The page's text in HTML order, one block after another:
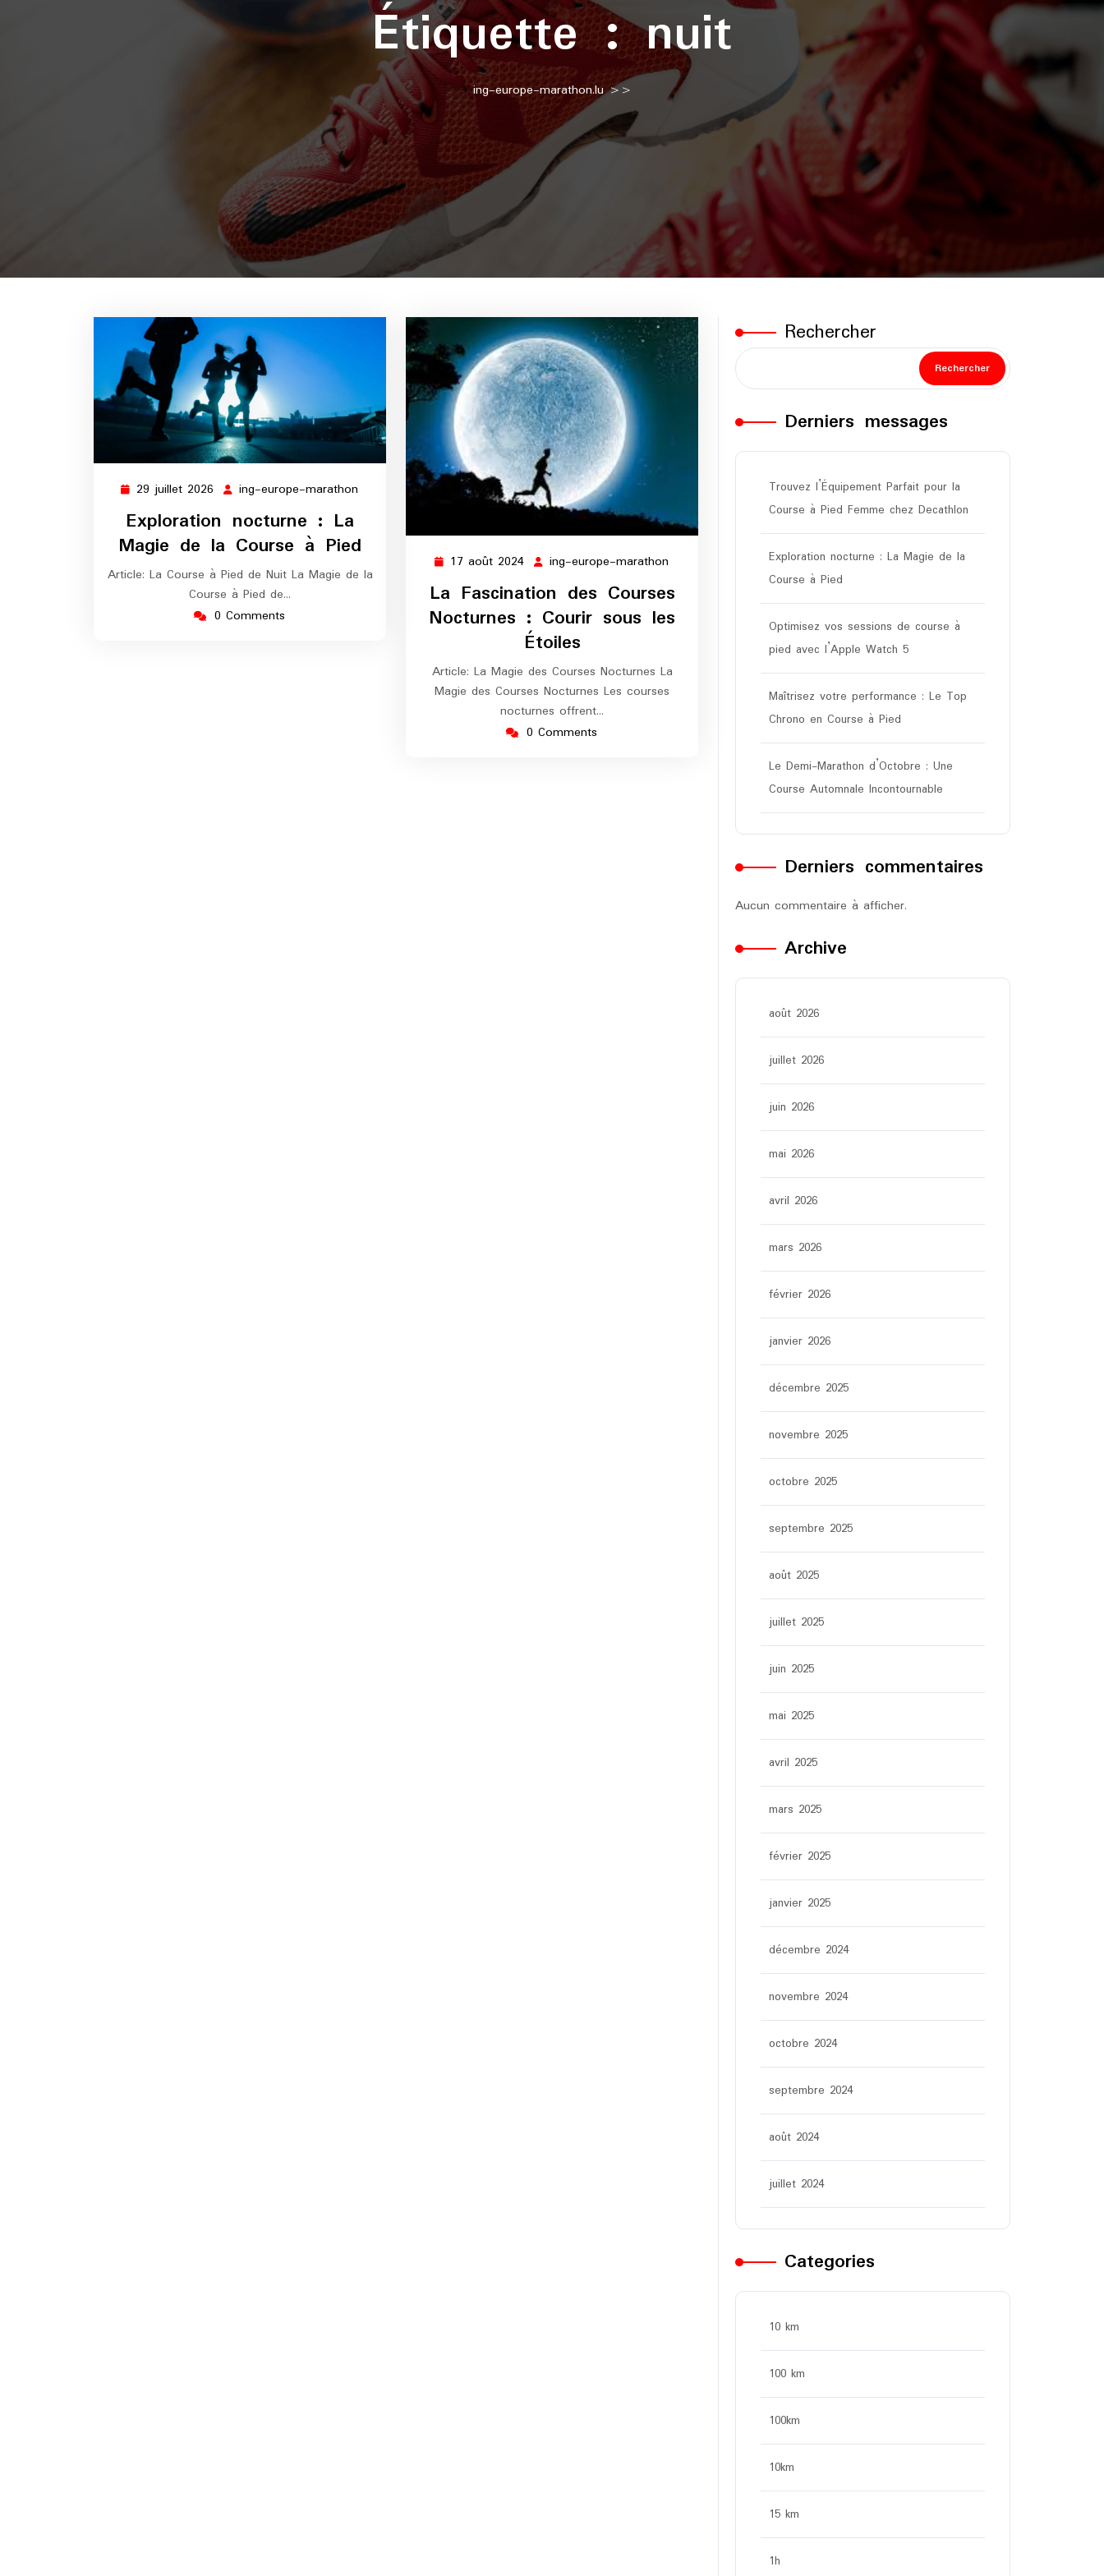
Étiquette :nuit
ing-europe-marathon.lu>>
29 juillet 2026 29
2026
ing-europe-marathon
Exploration nocturne : La
Magie de la Course à Pied
Article: La Course à Pied de Nuit La Magie de la
Course à Pied de…
0 Comments
17 août 2024 17
août
2024
ing-europe-marathon
marathon
La Fascination des Courses
Nocturnes : Courir sous les
Étoiles
Article: La Magie des Courses Nocturnes La
Magie des Courses Nocturnes Les courses
nocturnes offrent…
0 Comments
Rechercher
Rechercher
Derniers messages
Trouvez l’Équipement Parfait pour la
Course à Pied Femme chez Decathlon
Exploration nocturne : La Magie de la
Course à Pied
Optimisez vos sessions de course à
pied avec l’Apple Watch 5
Maîtrisez votre performance : Le Top
Chrono en Course à Pied
Le Demi-Marathon d’Octobre : Une
Course Automnale Incontournable
Derniers commentaires
Aucun commentaire à afficher.
Archive
août 2026
juillet 2026
juin 2026
mai 2026
avril 2026
mars 2026
février 2026
janvier 2026
décembre 2025
novembre 2025
octobre 2025
septembre 2025
août 2025
juillet 2025
juin 2025
mai 2025
avril 2025
mars 2025
février 2025
janvier 2025
décembre 2024
novembre 2024
octobre 2024
septembre 2024
août 2024
juillet 2024
Categories
10 km
100 km
100km
10km
15 km
1h